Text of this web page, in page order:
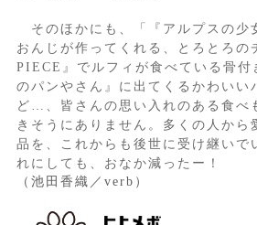
そのほかにも、「『アルプスの少
おんじが作ってくれる、とろとろの
PIECE』でルフィが食べている骨付
のパンやさん』に出てくるかわいい
ど…、皆さんの思い入れのある食べ
きそうにありません。多くの人から
品を、これからも後世に受け継いで
れにしても、おなか減ったー！
（池田香織／verb）